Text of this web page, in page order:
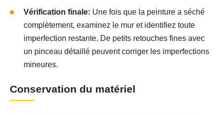
Vérification finale: Une fois que la peinture a séché
complètement, examinez le mur et identifiez toute
imperfection restante. De petits retouches fines avec
un pinceau détaillé peuvent corriger les imperfections
mineures.
Conservation du matériel